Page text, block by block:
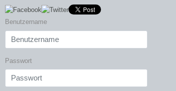
Benutzername
Passwort